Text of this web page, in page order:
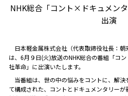
NHK総合「コント×ドキュメン
出演
日本軽金属株式会社（代表取締役社長：朝
は、6月９日(火)放送のNHK総合の番組「コ
社革命」に出演いたします。
当番組は、世の中の悩みをコントに、解決
て構成された、コントとドキュメンタリー